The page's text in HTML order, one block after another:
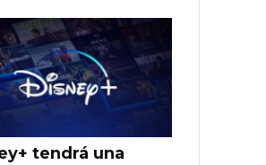
tendrá una